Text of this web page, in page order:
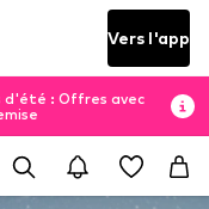
Vers l'app
d'été : Offres avec